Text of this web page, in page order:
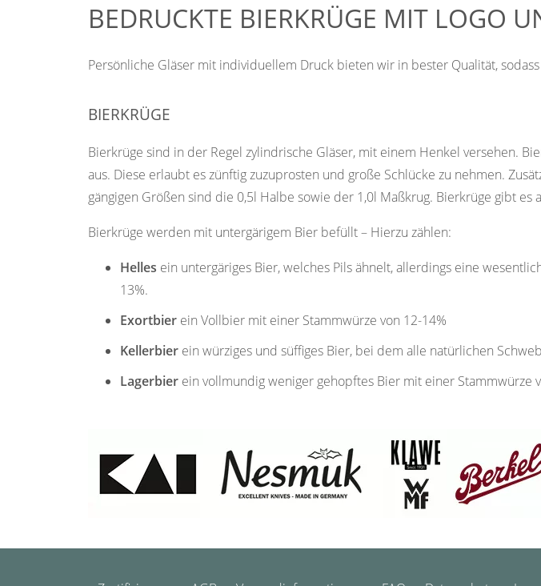
BEDRUCKTE BIERKRÜGE MIT LOGO
Persönliche Gläser mit individuellem Druck bieten wir in bester Qualität,
BIERKRÜGE
Bierkrüge sind in der Regel zylindrische Gläser, mit einem Henkel versehen.
aus. Diese erlaubt es zünftig zuzuprosten und große Schlücke zu nehmen.
gängigen Größen sind die 0,5l Halbe sowie der 1,0l Maßkrug. Bierkrüge gibt
Bierkrüge werden mit untergärigem Bier befüllt – Hierzu zählen:
Helles ein untergäriges Bier, welches Pils ähnelt, allerdings eine
13%.
Exortbier ein Vollbier mit einer Stammwürze von 12-14%
Kellerbier ein würziges und süffiges Bier, bei dem alle natürlichen
Lagerbier ein vollmundig weniger gehopftes Bier mit einer Stammwürze